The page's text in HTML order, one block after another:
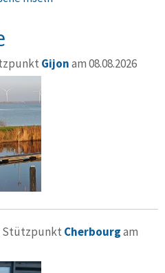
Gijonam 08.08.2026
Stützpunkt Cherbourgam